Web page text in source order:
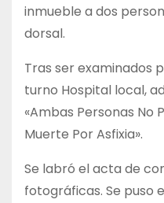
inmueble a dos
dorsal.
Tras ser examinados
turno Hospital local,
«Ambas Personas No
Muerte Por Asfixia».
Se labró el acta de
fotográficas. Se puso